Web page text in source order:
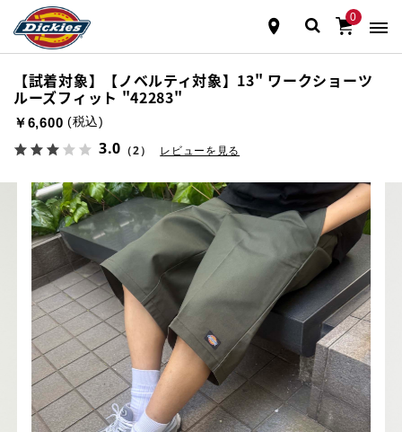
0
【試着対象】【ノベルティ対象】13" ワークショーツ
ルーズフィット "42283"
￥6,600 (税込)
3.0 （2） レビューを見る